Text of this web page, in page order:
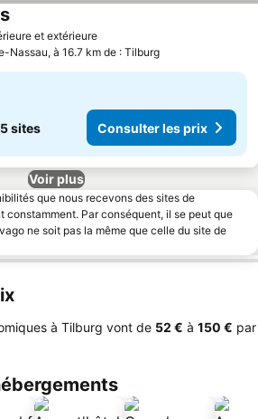
et extérieure
Nassau, à 16.7 km de : Tilburg
5 sites Consulter les prix
Voir plus
que nous recevons des sites de
constamment. Par conséquent, il se peut que
ne soit pas la même que celle du site de
à Tilburg vont de ‎52 € à ‎150 € par